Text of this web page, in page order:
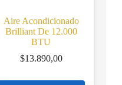
Aire Acondicionado
Brilliant De 12.000
BTU
$13.890,00